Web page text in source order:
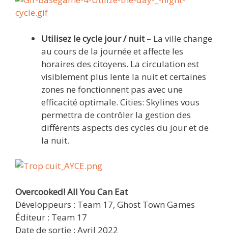
Utilisez le cycle jour / nuit– La ville change
au cours de la journée et affecte les
horaires des citoyens. La circulation est
visiblement plus lente la nuit et certaines
zones ne fonctionnent pas avec une
efficacité optimale. Cities: Skylines vous
permettra de contrôler la gestion des
différents aspects des cycles du jour et de
la nuit.
Overcooked! All You Can Eat
Développeurs : Team 17, Ghost Town Games
Éditeur : Team 17
Date de sortie : Avril 2022